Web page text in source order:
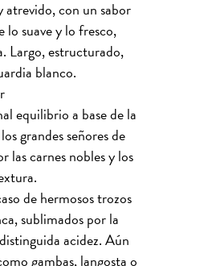
atrevido, con un sabor
suave y lo fresco,
Largo, estructurado,
blanco.
equilibrio a base de la
grandes señores de
carnes nobles y los
de hermosos trozos
sublimados por la
acidez. Aún
gambas, langosta o